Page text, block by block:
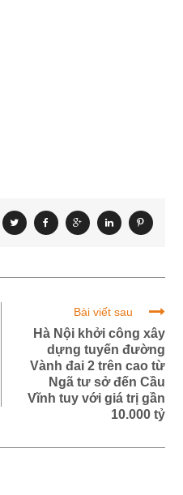
Bài viết sau
Hà Nội khởi công xây
dựng tuyến đường
Vành đai 2 trên cao từ
Ngã tư sở đến Cầu
Vĩnh tuy với giá trị gần
10.000 tỷ